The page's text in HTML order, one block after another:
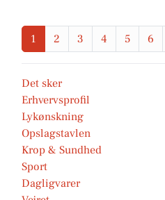
1 2 3 4 5 6
Det sker
Erhvervsprofil
Lykønskning
Opslagstavlen
Krop & Sundhed
Sport
Dagligvarer